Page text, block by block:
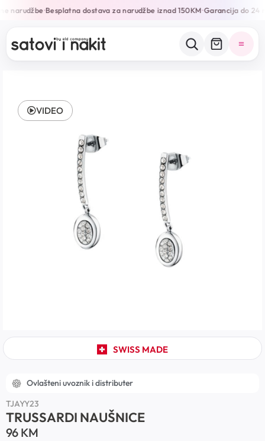
narudžbe•Besplatna dostava za narudžbe iznad 150KM•Garancija do 24
SWISS MADE
VIDEO
Ovlašteni uvoznik i distributer
TJAYY23
TRUSSARDI NAUŠNICE
96 KM